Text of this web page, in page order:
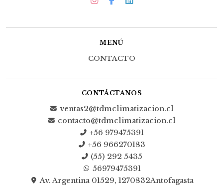
MENÚ
CONTACTO
CONTÁCTANOS
ventas2@tdmclimatizacion.cl
contacto@tdmclimatizacion.cl
+56 979475391
+56 966270183
(55) 292 5435
56979475391
Av. Argentina 01529, 1270832Antofagasta